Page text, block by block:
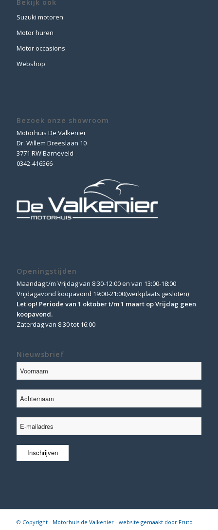
Bekijk ook
Suzuki motoren
Motor huren
Motor occasions
Webshop
Bezoek onze showroom
Motorhuis De Valkenier
Dr. Willem Dreeslaan 10
3771 RW Barneveld
0342-416566
Openingstijden
Maandag t/m Vrijdag van 8:30-12:00 en van 13:00-18:00
Vrijdagavond koopavond 19:00-21:00(werkplaats gesloten)
Let op! Periode van 1 oktober t/m 1 maart op Vrijdag geen
koopavond.
Zaterdag van 8:30 tot 16:00
Nieuwsbrief
© Copyright - Motorhuis de Valkenier - website gemaakt door Fruto